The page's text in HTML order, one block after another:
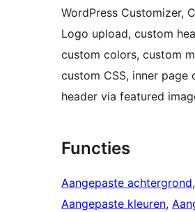
WordPress Customizer,
Logo upload, custom
custom colors, custom
custom CSS, inner page
header via featured
Functies
Aangepaste achtergrond
Aangepaste kleuren,